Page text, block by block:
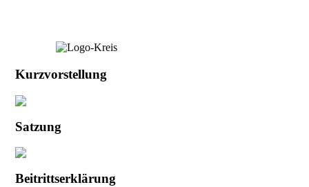
Kurzvorstellung
Satzung
Beitrittserklärung